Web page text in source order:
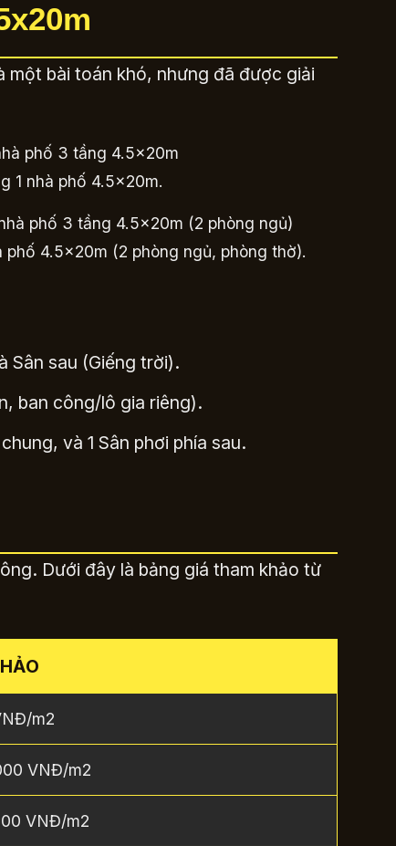
một bài toán khó, nhưng đã được giải
1 nhà phố 4.5x20m.
4.5x20m (2 phòng ngủ, phòng thờ).
Sân sau (Giếng trời).
ban công/lô gia riêng).
và 1 Sân phơi phía sau.
Dưới đây là bảng giá tham khảo từ
m2
VNĐ/m2
VNĐ/m2